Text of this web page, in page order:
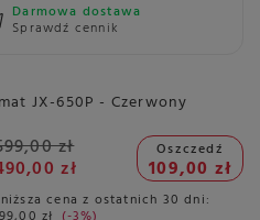
Darmowa dostawa
Sprawdź cennik
JX-650P - Czerwony
zł
zł
Oszczedź
109,00 zł
cena z ostatnich 30 dni: